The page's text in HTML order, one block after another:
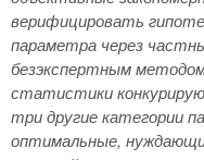
верифицировать
параметра через
безэкспертным
статистики
три другие категории
оптимальные,